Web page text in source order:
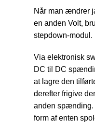
Når man ændrer
en anden Volt,
stepdown-modul.
Via elektronisk
DC til DC
at lagre den
derefter frigive
anden
form af enten